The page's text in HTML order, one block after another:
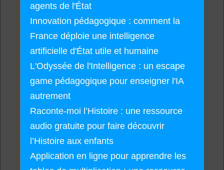
agents de l'État
Innovation pédagogique : comment la
France déploie une intelligence
artificielle d'État utile et humaine
L'Odyssée de l'Intelligence : un escape
game pédagogique pour enseigner l'IA
autrement
Raconte-moi l’Histoire : une ressource
audio gratuite pour faire découvrir
l’Histoire aux enfants
Application en ligne pour apprendre les